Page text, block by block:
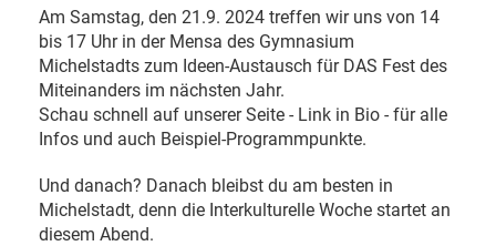
Am Samstag, den 21.9. 2024 treffen wir uns von 14
bis 17 Uhr in der Mensa des Gymnasium
Michelstadts zum Ideen-Austausch für DAS Fest des
Miteinanders im nächsten Jahr.
Schau schnell auf unserer Seite - Link in Bio - für alle
Infos und auch Beispiel-Programmpunkte.
Und danach? Danach bleibst du am besten in
Michelstadt, denn die Interkulturelle Woche startet an
diesem Abend.